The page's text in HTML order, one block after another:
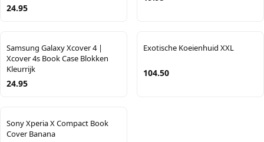
24.95
Samsung Galaxy Xcover 4 |
Xcover 4s Book Case Blokken
Kleurrijk
24.95
Exotische Koeienhuid XXL
104.50
Sony Xperia X Compact Book
Cover Banana